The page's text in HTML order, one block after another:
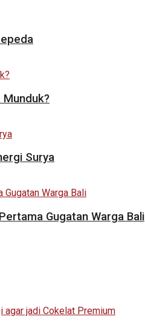
Munduk?
Surya
Gugatan Warga Bali